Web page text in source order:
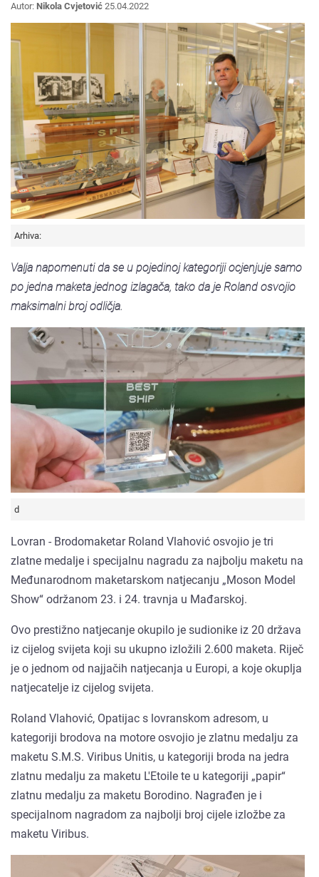
Autor: Nikola Cvjetović 25.04.2022
Arhiva:
Valja napomenuti da se u pojedinoj kategoriji ocjenjuje samo
po jedna maketa jednog izlagača, tako da je Roland osvojio
maksimalni broj odličja.
d
Lovran - Brodomaketar Roland Vlahović osvojio je tri
zlatne medalje i specijalnu nagradu za najbolju maketu na
Međunarodnom maketarskom natjecanju „Moson Model
Show“ održanom 23. i 24. travnja u Mađarskoj.
Ovo prestižno natjecanje okupilo je sudionike iz 20 država
iz cijelog svijeta koji su ukupno izložili 2.600 maketa. Riječ
je o jednom od najjačih natjecanja u Europi, a koje okuplja
natjecatelje iz cijelog svijeta.
Roland Vlahović, Opatijac s lovranskom adresom, u
kategoriji brodova na motore osvojio je zlatnu medalju za
maketu S.M.S. Viribus Unitis, u kategoriji broda na jedra
zlatnu medalju za maketu L'Etoile te u kategoriji „papir“
zlatnu medalju za maketu Borodino. Nagrađen je i
specijalnom nagradom za najbolji broj cijele izložbe za
maketu Viribus.